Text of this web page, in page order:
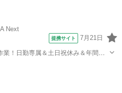
Next
提携サイト 7月21日
業！日勤専属＆土日祝休み＆年間休